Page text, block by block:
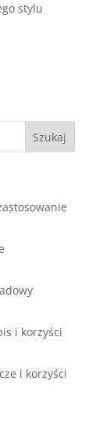
stylu
i korzyści
i korzyści